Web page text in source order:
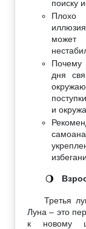
поиску
Плохо
Почему
дня
и
🌖
Третья
Луна – это
к новому